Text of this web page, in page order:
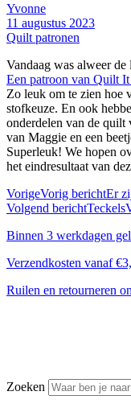
Yvonne
11 augustus 2023
Quilt patronen
Vandaag was alweer de
Een patroon van Quilt
Zo leuk om te zien hoe
stofkeuze. En ook
onderdelen van de quilt
van Maggie en een
Superleuk! We hopen
het eindresultaat van
VorigeVorig berichtEr
Volgend berichtTeckels
Binnen 3 werkdagen
Verzendkosten vanaf
Ruilen en retourneren
Zoeken